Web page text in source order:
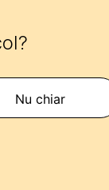
Nu chiar